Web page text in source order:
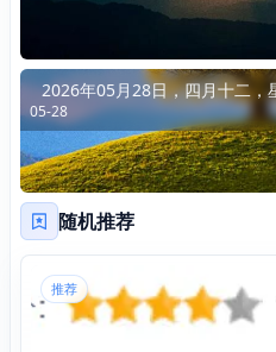
2026年05月28日，四月十二，
05-28
随机推荐
推荐